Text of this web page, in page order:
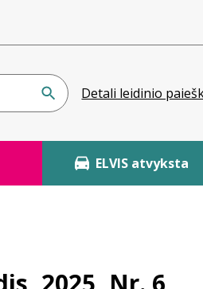
Detali leidinio
ELVIS atvyksta